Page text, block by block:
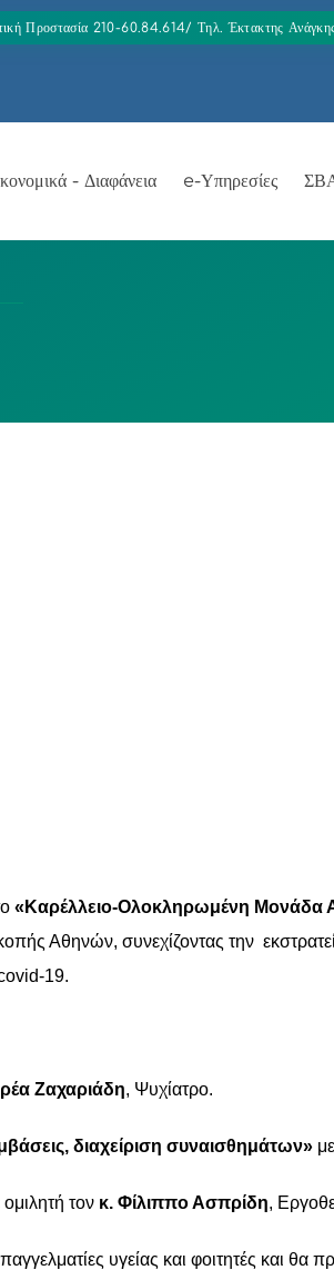
Προστασία 210-60.84.614/ Τηλ. Έκτακτης
- Διαφάνεια e-Υπηρεσίες
«Καρέλλειο-Ολοκληρωμένη Μονάδα
Αθηνών, συνεχίζοντας την
19.
Ζαχαριάδη, Ψυχίατρο.
διαχείριση συναισθημάτων»
ομιλητή τον κ. Φίλιππο Ασπρίδη,
υγείας και φοιτητές και θα